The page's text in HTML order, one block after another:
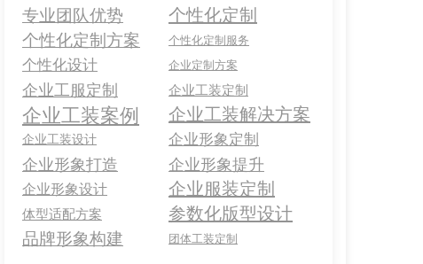
专业团队优势 个性化定制
个性化定制方案 个性化定制服务
个性化设计 企业定制方案
企业工服定制 企业工装定制
企业工装案例 企业工装解决方案
企业工装设计 企业形象定制
企业形象打造 企业形象提升
企业形象设计 企业服装定制
体型适配方案 参数化版型设计
品牌形象构建 团体工装定制